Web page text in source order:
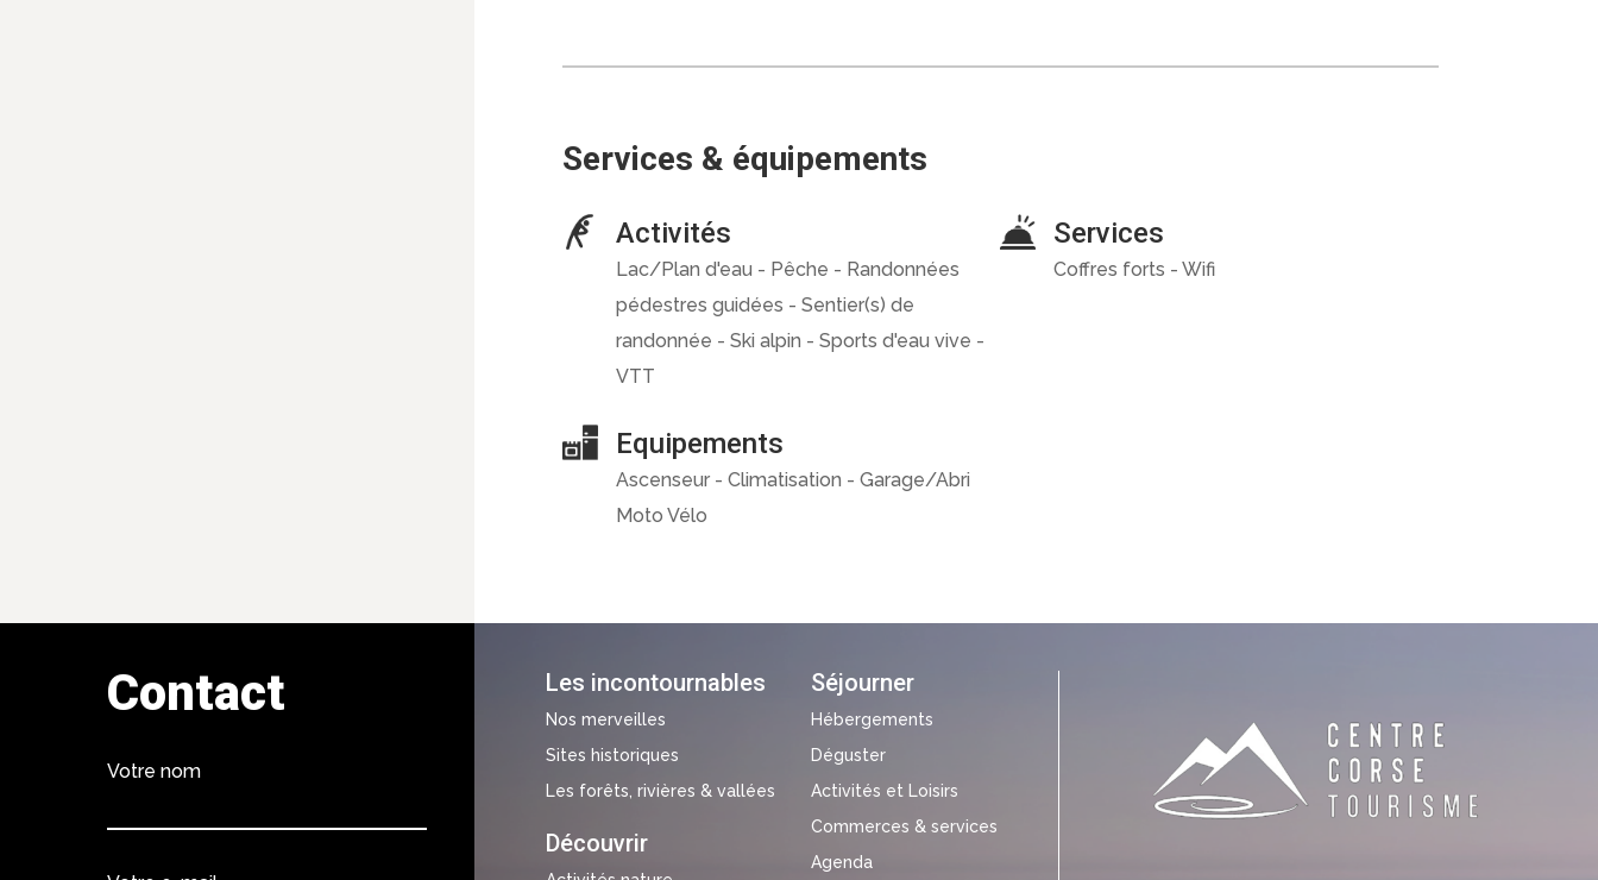
Services & équipements
Activités
Lac/Plan d'eau - Pêche - Randonnées
pédestres guidées - Sentier(s) de
randonnée - Ski alpin - Sports d'eau vive -
VTT
Services
Coffres forts - Wifi
Equipements
Ascenseur - Climatisation - Garage/Abri
Moto Vélo
Les incontournables
Nos merveilles
Sites historiques
Les forêts, rivières & vallées
Découvrir
Séjourner
Hébergements
Déguster
Activités et Loisirs
Commerces & services
Agenda
Contact
Votre nom